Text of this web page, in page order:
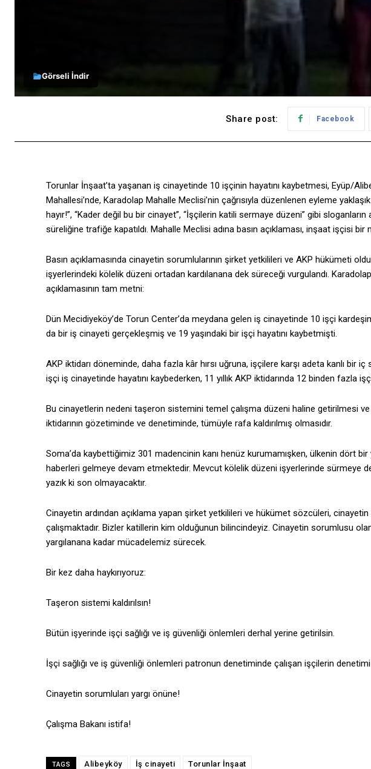
Görseli İndir
Share post: Facebook
Torunlar İnşaat’ta yaşanan iş cinayetinde 10 işçinin hayatını kaybetmesi, Eyüp/
Mahallesi’nde, Karadolap Mahalle Meclisi’nin çağrısıyla düzenlenen eyleme
hayır!”, “Kader değil bu bir cinayet”, “İşçilerin katili sermaye düzeni” gibi sloganların
süreliğine trafiğe kapatıldı. Mahalle Meclisi adına basın açıklaması, inşaat işçisi
Basın açıklamasında cinayetin sorumlularının şirket yetkilileri ve AKP hükümeti
işyerlerindeki kölelik düzeni ortadan kardılanana dek süreceği vurgulandı.
açıklamasının tam metni:
Dün Mecidiyeköy’de Torun Center’da meydana gelen iş cinayetinde 10 işçi
da bir iş cinayeti gerçekleşmiş ve 19 yaşındaki bir işçi hayatını kaybetmişti.
AKP iktidarı döneminde, daha fazla kâr hırsı uğruna, işçilere karşı adeta kanlı bir iç
işçi iş cinayetinde hayatını kaybederken, 11 yıllık AKP iktidarında 12 binden fazla
Bu cinayetlerin nedeni taşeron sistemini temel çalışma düzeni haline getirilmesi ve
iktidarının gözetiminde ve denetiminde, tümüyle rafa kaldırılmış olmasıdır.
Soma’da kaybettiğimiz 301 madencinin kanı henüz kurumamışken, ülkenin dört
haberleri gelmeye devam etmektedir. Mevcut kölelik düzeni işyerlerinde sürmeye
yazık ki son olmayacaktır.
Cinayetin ardından açıklama yapan şirket yetkilileri ve hükümet sözcüleri,
çalışmaktadır. Bizler katillerin kim olduğunun bilincindeyiz. Cinayetin sorumlusu
yargılanana kadar mücadelemiz sürecek.
Bir kez daha haykırıyoruz:
Taşeron sistemi kaldırılsın!
Bütün işyerinde işçi sağlığı ve iş güvenliği önlemleri derhal yerine getirilsin.
İşçi sağlığı ve iş güvenliği önlemleri patronun denetiminde çalışan işçilerin
Cinayetin sorumluları yargı önüne!
Çalışma Bakanı istifa!
TAGS Alibeyköy İş cinayeti Torunlar İnşaat